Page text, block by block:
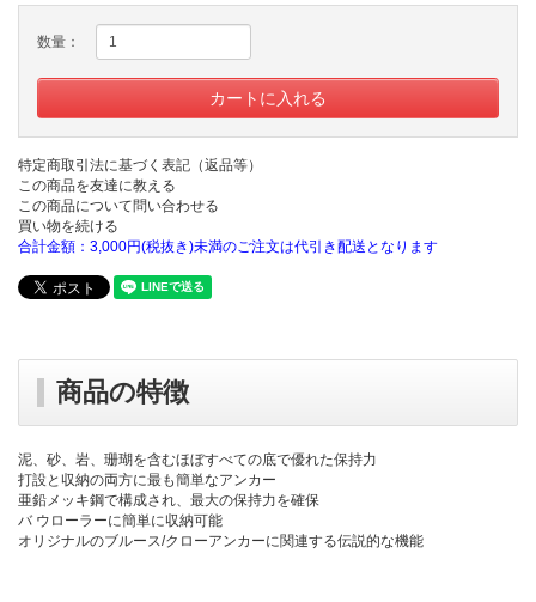
数量：
特定商取引法に基づく表記（返品等）
この商品を友達に教える
この商品について問い合わせる
買い物を続ける
合計金額：3,000円(税抜き)未満のご注文は代引き配送となります
商品の特徴
泥、砂、岩、珊瑚を含むほぼすべての底で優れた保持力
打設と収納の両方に最も簡単なアンカー
亜鉛メッキ鋼で構成され、最大の保持力を確保
バ ウローラーに簡単に収納可能
オリジナルのブルース/クローアンカーに関連する伝説的な機能